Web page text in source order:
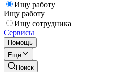
Ищу работу
Ищу работу
Ищу сотрудника
Сервисы
Помощь
Ещё
Поиск